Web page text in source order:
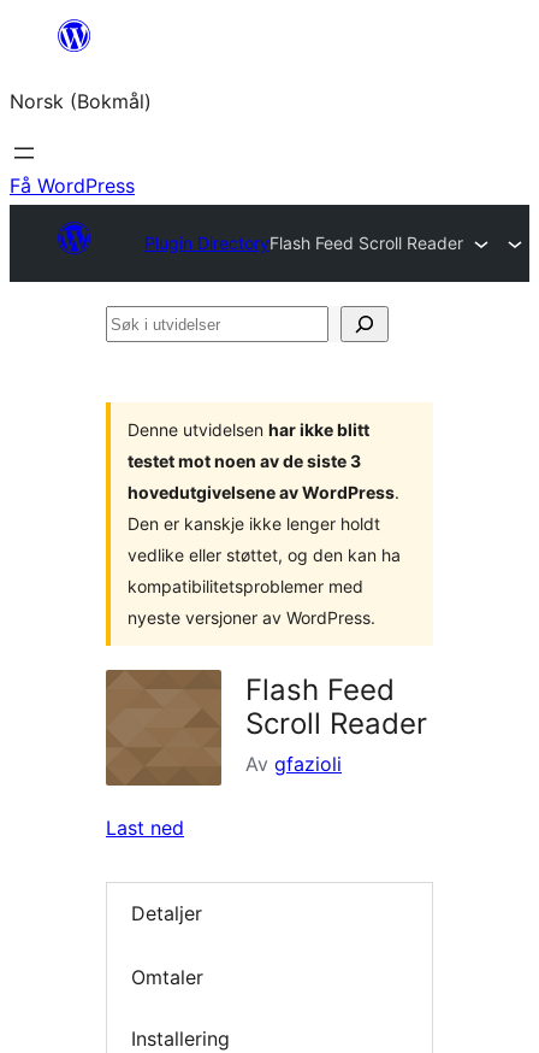
Hopp
innhold
Norsk (Bokmål)
Få WordPress
Plugin DirectoryFlash Feed Scroll Reader
Søk
Denne utvidelsen har ikke blitt
testet mot noen av de siste 3
hovedutgivelsene av WordPress.
Den er kanskje ikke lenger holdt
vedlike eller støttet, og den kan ha
kompatibilitetsproblemer med
nyeste versjoner av WordPress.
Flash Feed
Scroll Reader
Av gfazioli
Last ned
Detaljer
Omtaler
Installering